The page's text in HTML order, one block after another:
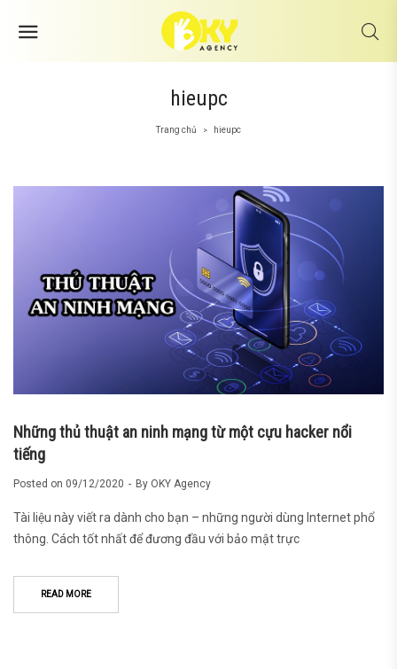
hieupc
Trang chủ > hieupc
Những thủ thuật an ninh mạng từ một cựu hacker nổi
tiếng
Posted on 09/12/2020 By OKY Agency
Tài liệu này viết ra dành cho bạn – những người dùng Internet phổ
thông. Cách tốt nhất để đương đầu với bảo mật trực
READ MORE